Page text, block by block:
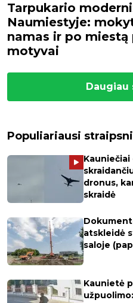
Tarpukario
Naumiestyje:
namas ir po
motyvai
Daugiau
Populiariausi
dronus,
skraidė
atskleidė
saloje
Kaunietė